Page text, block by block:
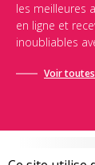
les meilleures
en ligne et
inoubliables
Voir